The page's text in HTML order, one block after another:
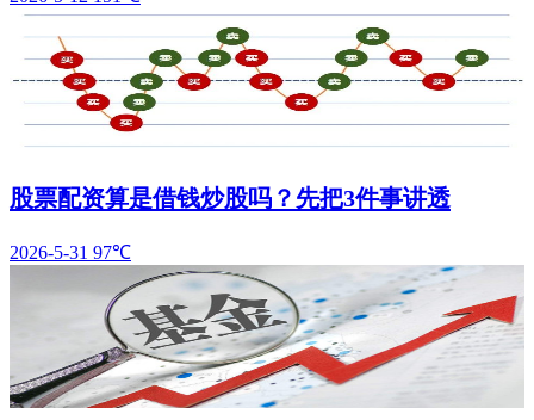
股票配资算是借钱炒股吗？先把3件事讲透
2026-5-31 97℃